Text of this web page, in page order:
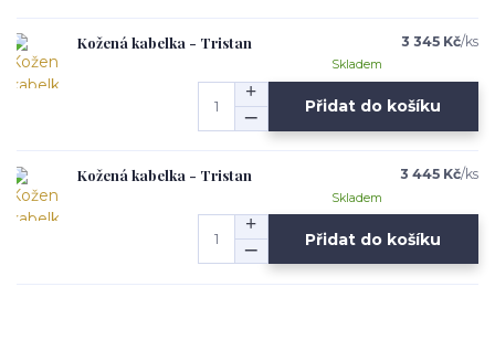
Kožená kabelka - Tristan 3 345 Kč/ks
Skladem
Přidat do košíku
Kožená kabelka - Tristan 3 445 Kč/ks
Skladem
Přidat do košíku